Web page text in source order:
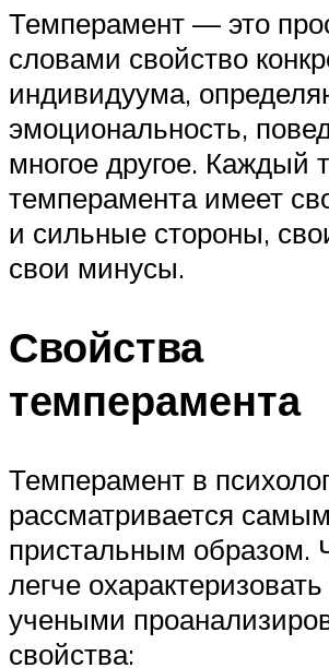
Темперамент — это
словами свойство
индивидуума,
эмоциональность,
многое другое. Каждый
темперамента имеет
и сильные стороны,
свои минусы.
Свойства
темперамента
Темперамент в
рассматривается самым
пристальным образом.
легче
учеными
свойства: